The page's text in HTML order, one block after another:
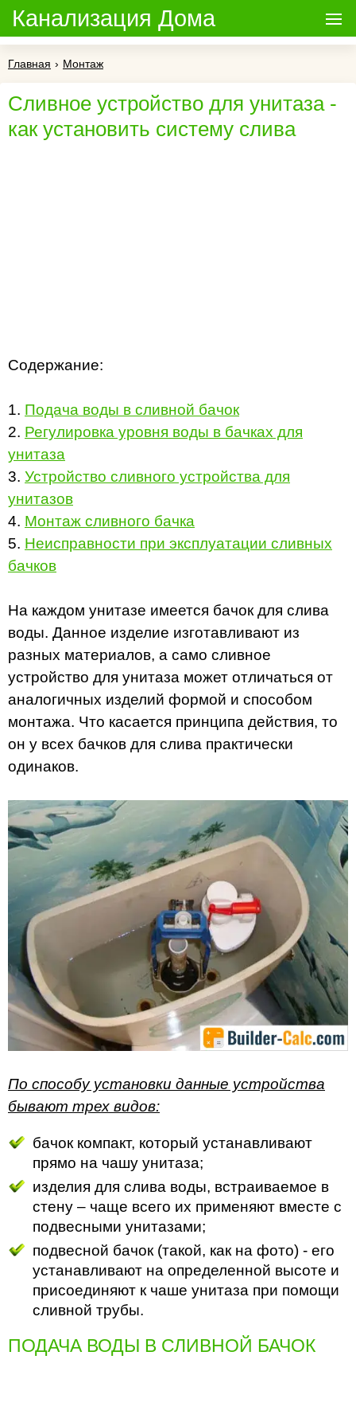
Канализация Дома
Главная › Монтаж
Сливное устройство для унитаза -
как установить систему слива
Содержание:
1. Подача воды в сливной бачок
2. Регулировка уровня воды в бачках для
унитаза
3. Устройство сливного устройства для
унитазов
4. Монтаж сливного бачка
5. Неисправности при эксплуатации сливных
бачков
На каждом унитазе имеется бачок для слива
воды. Данное изделие изготавливают из
разных материалов, а само сливное
устройство для унитаза может отличаться от
аналогичных изделий формой и способом
монтажа. Что касается принципа действия, то
он у всех бачков для слива практически
одинаков.
По способу установки данные устройства
бывают трех видов:
бачок компакт, который устанавливают
прямо на чашу унитаза;
изделия для слива воды, встраиваемое в
стену – чаще всего их применяют вместе с
подвесными унитазами;
подвесной бачок (такой, как на фото) - его
устанавливают на определенной высоте и
присоединяют к чаше унитаза при помощи
сливной трубы.
ПОДАЧА ВОДЫ В СЛИВНОЙ БАЧОК